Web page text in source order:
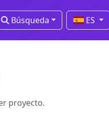
Búsqueda ES
proyecto.